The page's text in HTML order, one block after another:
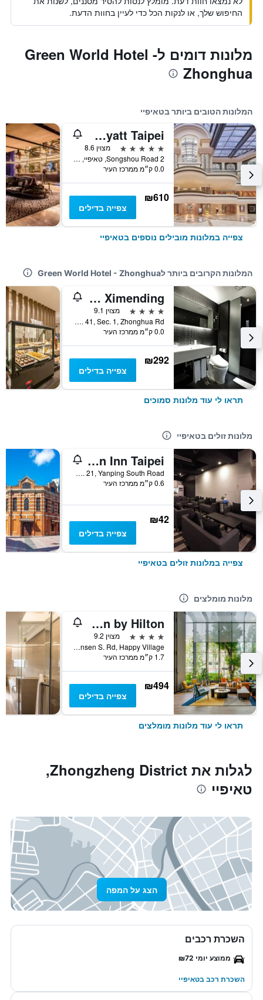
החיפוש שלך, או לנקות הכל כדי לעיין בחוות הדעת.
מלונות דומים לGreen World Hotel -
Zhonghua
המלונות הטובים ביותר בטאיפיי
Grand Hyatt Taipei
5 כוכבים
מצוין 8.6
2 Songshou Road, טאיפיי, טייוואן
0.0 ק״מ ממרכז העיר
₪610
צפייה בדילים
צפייה במלונות מובילים נוספים בטאיפיי
המלונות הקרובים ביותר לGreen World Hotel - Zhonghua
Just Sleep - Ximending
4 כוכבים
מצוין 9.1
5F, No. 41, Sec. 1, Zhonghua Rd., טאיפיי, טייוואן
0.0 ק״מ ממרכז העיר
₪292
צפייה בדילים
תראו לי עוד מלונות סמוכים
מלונות זולים בטאיפיי
Fun Inn Taipei
2F, No. 21, Yanping South Road, טאיפיי, טייוואן
0.6 ק״מ ממרכז העיר
₪42
צפייה בדילים
צפייה במלונות זולים בטאיפיי
מלונות מומלצים
Hotel Resonance Taipei, Tapestry Collection by Hilton
4 כוכבים
מצוין 9.2
No. 7 Linsen S. Rd, Happy Village, טאיפיי, טייוואן
1.7 ק״מ ממרכז העיר
₪494
צפייה בדילים
תראו לי עוד מלונות מומלצים
לגלות את Zhongzheng District,
טאיפיי
הצג על המפה
השכרת רכבים
ממוצע יומי ₪72
השכרת רכב בטאיפיי